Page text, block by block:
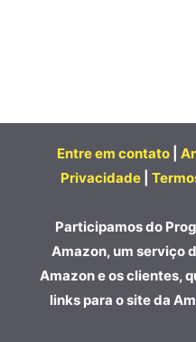
Entre em contato
Privacidade
Participamos do
Amazon, um serviço
Amazon e os clientes,
links para o site da